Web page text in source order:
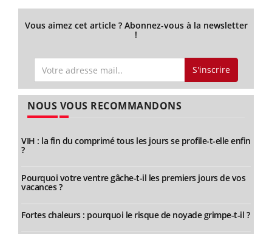
Vous aimez cet article ? Abonnez-vous à la newsletter
!
S'inscrire
NOUS VOUS RECOMMANDONS
VIH : la fin du comprimé tous les jours se profile-t-elle enfin
?
Pourquoi votre ventre gâche-t-il les premiers jours de vos
vacances ?
Fortes chaleurs : pourquoi le risque de noyade grimpe-t-il ?